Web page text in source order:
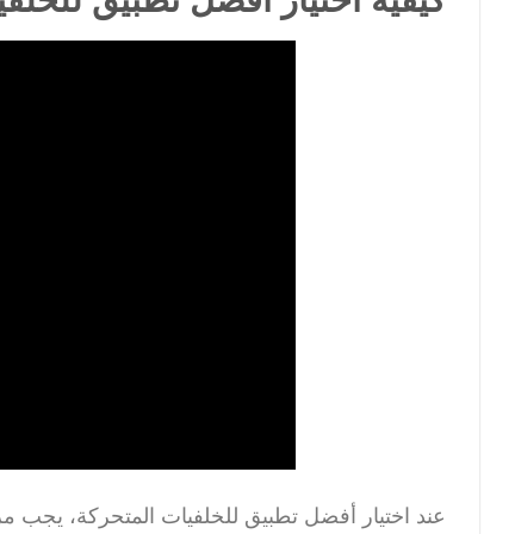
عند اختيار أفضل تطبيق للخلفيات المتحركة،